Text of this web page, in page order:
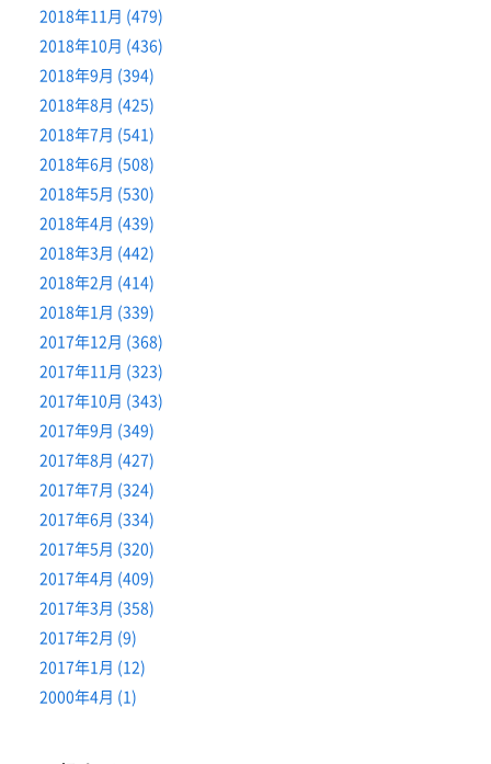
2018年11月 (479)
2018年10月 (436)
2018年9月 (394)
2018年8月 (425)
2018年7月 (541)
2018年6月 (508)
2018年5月 (530)
2018年4月 (439)
2018年3月 (442)
2018年2月 (414)
2018年1月 (339)
2017年12月 (368)
2017年11月 (323)
2017年10月 (343)
2017年9月 (349)
2017年8月 (427)
2017年7月 (324)
2017年6月 (334)
2017年5月 (320)
2017年4月 (409)
2017年3月 (358)
2017年2月 (9)
2017年1月 (12)
2000年4月 (1)